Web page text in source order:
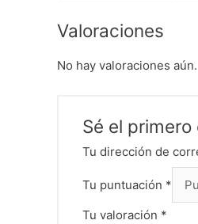
Valoraciones
No hay valoraciones aún.
Sé el primero
Tu dirección de
Tu puntuación *
Tu valoración *